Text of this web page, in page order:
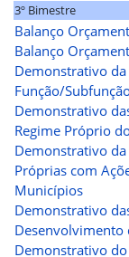
3º Bimestre
Balanço
Balanço
Demonstrativo da
Função/
Demonstrativo
Regime Próprio
Demonstrativo da
Próprias com
Municípios
Demonstrativo
Desenvolvimento
Demonstrativo